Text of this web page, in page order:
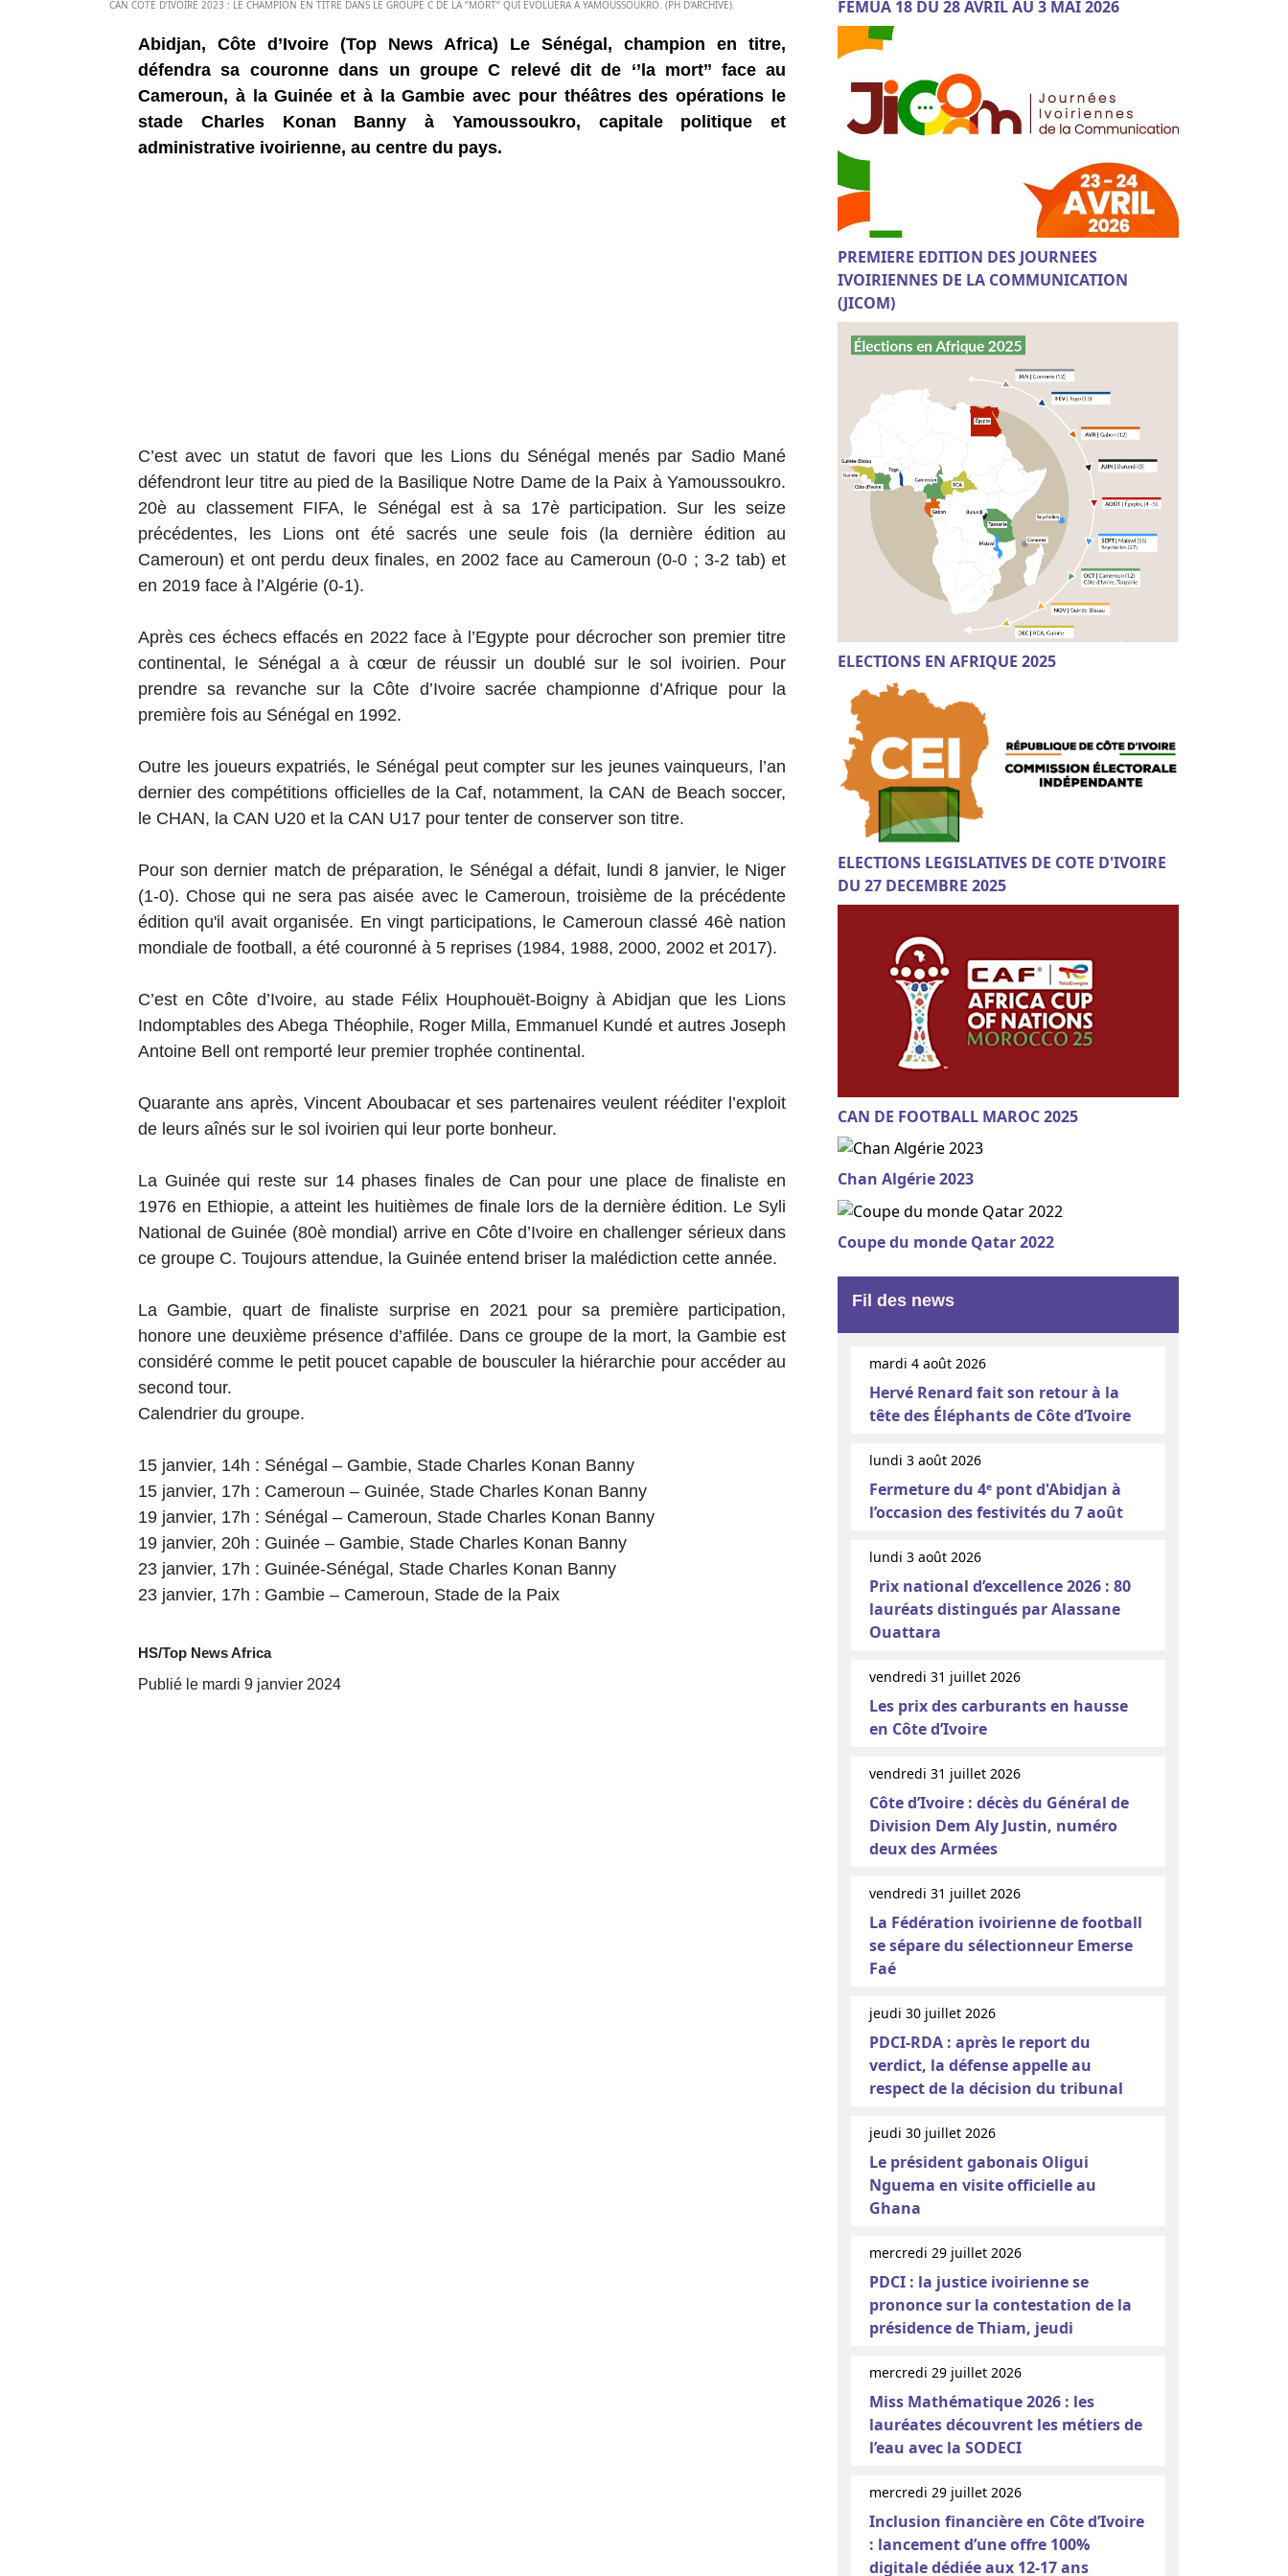
CAN CÔTE D’IVOIRE 2023 : LE CHAMPION EN TITRE DANS LE GROUPE C DE LA ‘’MORT’’ QUI ÉVOLUERA À YAMOUSSOUKRO. (PH D'ARCHIVE).
Abidjan, Côte d’Ivoire (Top News Africa) Le Sénégal, champion en titre,
défendra sa couronne dans un groupe C relevé dit de ‘’la mort’’ face au
Cameroun, à la Guinée et à la Gambie avec pour théâtres des opérations le
stade Charles Konan Banny à Yamoussoukro, capitale politique et
administrative ivoirienne, au centre du pays.
C’est avec un statut de favori que les Lions du Sénégal menés par Sadio Mané
défendront leur titre au pied de la Basilique Notre Dame de la Paix à Yamoussoukro.
20è au classement FIFA, le Sénégal est à sa 17è participation. Sur les seize
précédentes, les Lions ont été sacrés une seule fois (la dernière édition au
Cameroun) et ont perdu deux finales, en 2002 face au Cameroun (0-0 ; 3-2 tab) et
en 2019 face à l’Algérie (0-1).
Après ces échecs effacés en 2022 face à l’Egypte pour décrocher son premier titre
continental, le Sénégal a à cœur de réussir un doublé sur le sol ivoirien. Pour
prendre sa revanche sur la Côte d’Ivoire sacrée championne d’Afrique pour la
première fois au Sénégal en 1992.
Outre les joueurs expatriés, le Sénégal peut compter sur les jeunes vainqueurs, l’an
dernier des compétitions officielles de la Caf, notamment, la CAN de Beach soccer,
le CHAN, la CAN U20 et la CAN U17 pour tenter de conserver son titre.
Pour son dernier match de préparation, le Sénégal a défait, lundi 8 janvier, le Niger
(1-0). Chose qui ne sera pas aisée avec le Cameroun, troisième de la précédente
édition qu'il avait organisée. En vingt participations, le Cameroun classé 46è nation
mondiale de football, a été couronné à 5 reprises (1984, 1988, 2000, 2002 et 2017).
C’est en Côte d’Ivoire, au stade Félix Houphouët-Boigny à Abidjan que les Lions
Indomptables des Abega Théophile, Roger Milla, Emmanuel Kundé et autres Joseph
Antoine Bell ont remporté leur premier trophée continental.
Quarante ans après, Vincent Aboubacar et ses partenaires veulent rééditer l’exploit
de leurs aînés sur le sol ivoirien qui leur porte bonheur.
La Guinée qui reste sur 14 phases finales de Can pour une place de finaliste en
1976 en Ethiopie, a atteint les huitièmes de finale lors de la dernière édition. Le Syli
National de Guinée (80è mondial) arrive en Côte d’Ivoire en challenger sérieux dans
ce groupe C. Toujours attendue, la Guinée entend briser la malédiction cette année.
La Gambie, quart de finaliste surprise en 2021 pour sa première participation,
honore une deuxième présence d’affilée. Dans ce groupe de la mort, la Gambie est
considéré comme le petit poucet capable de bousculer la hiérarchie pour accéder au
second tour.
Calendrier du groupe.
15 janvier, 14h : Sénégal – Gambie, Stade Charles Konan Banny
15 janvier, 17h : Cameroun – Guinée, Stade Charles Konan Banny
19 janvier, 17h : Sénégal – Cameroun, Stade Charles Konan Banny
19 janvier, 20h : Guinée – Gambie, Stade Charles Konan Banny
23 janvier, 17h : Guinée-Sénégal, Stade Charles Konan Banny
23 janvier, 17h : Gambie – Cameroun, Stade de la Paix
HS/Top News Africa
Publié le mardi 9 janvier 2024
FEMUA 18 DU 28 AVRIL AU 3 MAI 2026
PREMIERE EDITION DES JOURNEES
IVOIRIENNES DE LA COMMUNICATION
(JICOM)
ELECTIONS EN AFRIQUE 2025
ELECTIONS LEGISLATIVES DE COTE D'IVOIRE
DU 27 DECEMBRE 2025
CAN DE FOOTBALL MAROC 2025
Chan Algérie 2023
Coupe du monde Qatar 2022
Fil des news
mardi 4 août 2026
Hervé Renard fait son retour à la
tête des Éléphants de Côte d’Ivoire
lundi 3 août 2026
Fermeture du 4ᵉ pont d'Abidjan à
l’occasion des festivités du 7 août
lundi 3 août 2026
Prix national d’excellence 2026 : 80
lauréats distingués par Alassane
Ouattara
vendredi 31 juillet 2026
Les prix des carburants en hausse
en Côte d’Ivoire
vendredi 31 juillet 2026
Côte d’Ivoire : décès du Général de
Division Dem Aly Justin, numéro
deux des Armées
vendredi 31 juillet 2026
La Fédération ivoirienne de football
se sépare du sélectionneur Emerse
Faé
jeudi 30 juillet 2026
PDCI-RDA : après le report du
verdict, la défense appelle au
respect de la décision du tribunal
jeudi 30 juillet 2026
Le président gabonais Oligui
Nguema en visite officielle au
Ghana
mercredi 29 juillet 2026
PDCI : la justice ivoirienne se
prononce sur la contestation de la
présidence de Thiam, jeudi
mercredi 29 juillet 2026
Miss Mathématique 2026 : les
lauréates découvrent les métiers de
l’eau avec la SODECI
mercredi 29 juillet 2026
Inclusion financière en Côte d’Ivoire
: lancement d’une offre 100%
digitale dédiée aux 12-17 ans